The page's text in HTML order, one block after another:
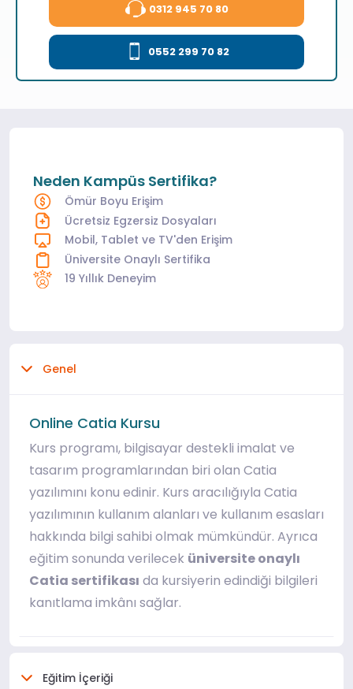
0312 945 70 80
0552 299 70 82
Neden Kampüs Sertifika?
Ömür Boyu Erişim
Ücretsiz Egzersiz Dosyaları
Mobil, Tablet ve TV'den Erişim
Üniversite Onaylı Sertifika
19 Yıllık Deneyim
Genel
Online Catia Kursu
Kurs programı, bilgisayar destekli imalat ve
tasarım programlarından biri olan Catia
yazılımını konu edinir. Kurs aracılığıyla Catia
yazılımının kullanım alanları ve kullanım esasları
hakkında bilgi sahibi olmak mümkündür. Ayrıca
eğitim sonunda verilecek üniversite onaylı
Catia sertifikası da kursiyerin edindiği bilgileri
kanıtlama imkânı sağlar.
Eğitim İçeriği